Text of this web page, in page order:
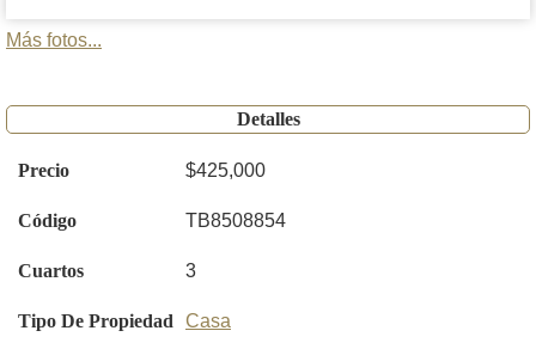
Más fotos...
Detalles
Precio $425,000
Código TB8508854
Cuartos 3
Tipo De Propiedad Casa